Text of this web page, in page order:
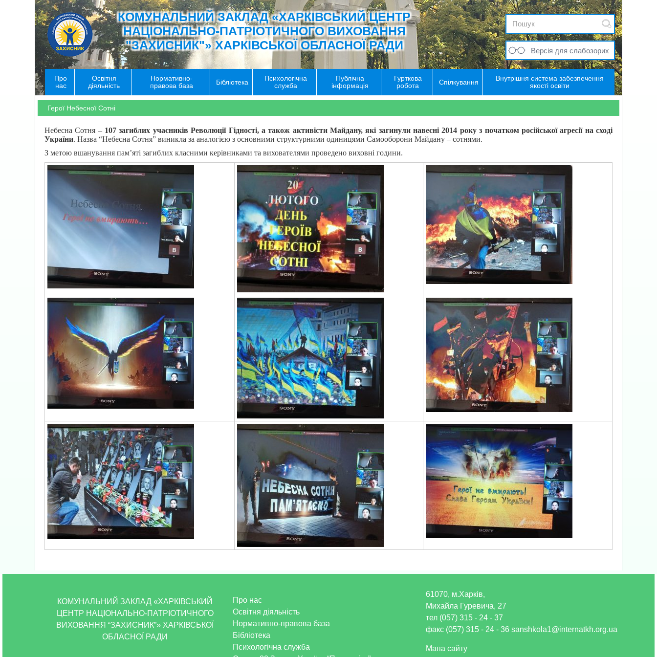
КОМУНАЛЬНИЙ ЗАКЛАД «ХАРКІВСЬКИЙ ЦЕНТР
НАЦІОНАЛЬНО-ПАТРІОТИЧНОГО ВИХОВАННЯ
"ЗАХИСНИК"» ХАРКІВСЬКОЇ ОБЛАСНОЇ РАДИ
Версія для слабозорих
Про
нас
Освітня
діяльність
Нормативно-
правова база
Бібліотека
Психологічна
служба
Публічна
інформація
Гурткова
робота
Спілкування
Внутрішня система забезпечення
якості освіти
Герої Небесної Сотні
Небесна Сотня – 107 загиблих учасників Революції Гідності, а також активісти Майдану, які загинули навесні 2014 року з початком російської агресії на сході
України. Назва “Небесна Сотня” виникла за аналогією з основними структурними одиницями Самооборони Майдану – сотнями.
З метою вшанування пам’яті загиблих класними керівниками та вихователями проведено виховні години.
КОМУНАЛЬНИЙ ЗАКЛАД «ХАРКІВСЬКИЙ
ЦЕНТР НАЦІОНАЛЬНО-ПАТРІОТИЧНОГО
ВИХОВАННЯ “ЗАХИСНИК”» ХАРКІВСЬКОЇ
ОБЛАСНОЇ РАДИ
Про нас
Освітня діяльність
Нормативно-правова база
Бібліотека
Психологічна служба
61070, м.Харків,
Михайла Гуревича, 27
тел (057) 315 - 24 - 37
факс (057) 315 - 24 - 36 sanshkola1@internatkh.org.ua
Мапа сайту